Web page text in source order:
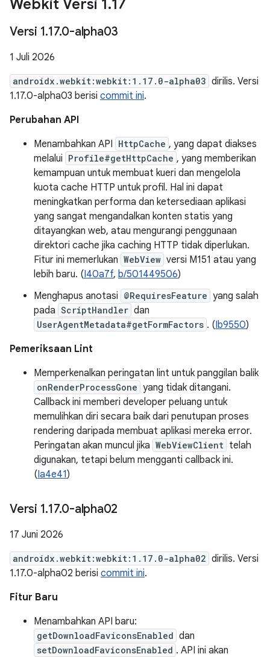
Webkit Versi 1.17
Versi 1.17.0-alpha03
1 Juli 2026
androidx.webkit:webkit:1.17.0-alpha03 dirilis. Versi
1.17.0-alpha03 berisi commit ini.
Perubahan API
Menambahkan API HttpCache , yang dapat diakses
melalui Profile#getHttpCache , yang memberikan
kemampuan untuk membuat kueri dan mengelola
kuota cache HTTP untuk profil. Hal ini dapat
meningkatkan performa dan ketersediaan aplikasi
yang sangat mengandalkan konten statis yang
ditayangkan web, atau mengurangi penggunaan
direktori cache jika caching HTTP tidak diperlukan.
Fitur ini memerlukan WebView versi M151 atau yang
lebih baru. (I40a7f, b/501449506)
Menghapus anotasi @RequiresFeature yang salah
pada ScriptHandler dan
UserAgentMetadata#getFormFactors . (Ib9550)
Pemeriksaan Lint
Memperkenalkan peringatan lint untuk panggilan balik
onRenderProcessGone yang tidak ditangani.
Callback ini memberi developer peluang untuk
memulihkan diri secara baik dari penutupan proses
rendering daripada membuat aplikasi mereka error.
Peringatan akan muncul jika WebViewClient telah
digunakan, tetapi belum mengganti callback ini.
(Ia4e41)
Versi 1.17.0-alpha02
17 Juni 2026
androidx.webkit:webkit:1.17.0-alpha02 dirilis. Versi
1.17.0-alpha02 berisi commit ini.
Fitur Baru
Menambahkan API baru:
getDownloadFaviconsEnabled dan
setDownloadFaviconsEnabled . API ini akan